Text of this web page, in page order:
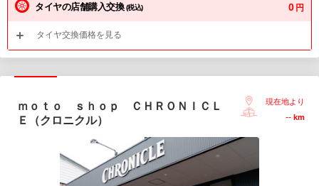
タイヤの店舗購入交換(税込) 0 円
タイヤ交換価格を見る
ｍｏｔｏ ｓｈｏｐ ＣＨＲＯＮＩＣＬ
Ｅ（クロニクル）
現在地より
-- km